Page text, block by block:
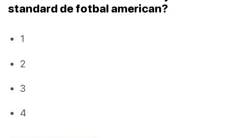
standard de fotbal american?
1
2
3
4